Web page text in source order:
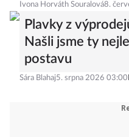
Ivona Horváth Souralová8.
Plavky z
Našli jsme ty
postavu
Sára Blahaj5. srpna 2026 03:00